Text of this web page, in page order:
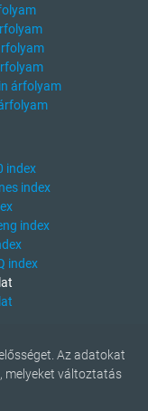
árfolyam
index
index
index
index
Az adatokat
melyeket változtatás